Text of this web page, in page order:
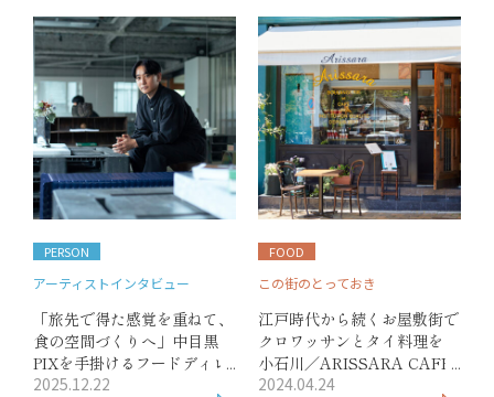
PERSON
アーティストインタビュー
「旅先で得た感覚を重ねて、
食の空間づくりへ」中目黒
PIXを手掛けるフードディレ
クター・浅本 充さん
2025.12.22
FOOD
この街のとっておき
江戸時代から続くお屋敷街で
クロワッサンとタイ料理を
小石川／ARISSARA CAFE
& THAI RESTAURANT
2024.04.24